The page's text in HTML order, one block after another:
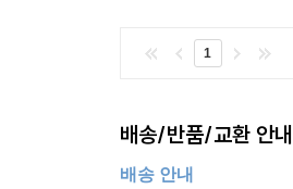
1
배송/반품/교환 안내
배송 안내